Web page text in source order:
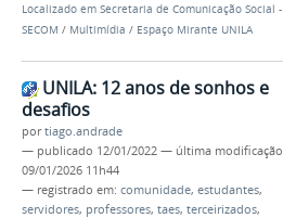
Localizado em Secretaria de Comunicação Social -
SECOM / Multimídia / Espaço Mirante UNILA
UNILA: 12 anos de sonhos e
desafios
portiago.andrade
— publicado 12/01/2022 — última modificação
09/01/2026 11h44
— registrado em: comunidade, estudantes,
servidores, professores, taes, terceirizados,